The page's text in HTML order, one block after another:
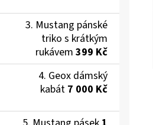
Mustang pánské
triko s krátkým
rukávem 399 Kč
Geox dámský
kabát 7 000 Kč